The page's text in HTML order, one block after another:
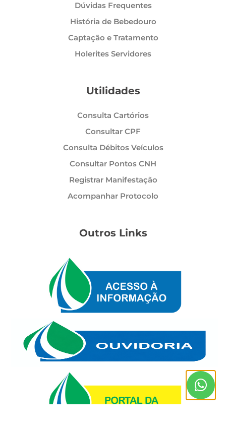
Dúvidas Frequentes
História de Bebedouro
Captação e Tratamento
Holerites Servidores
Utilidades
Consulta Cartórios
Consultar CPF
Consulta Débitos Veículos
Consultar Pontos CNH
Registrar Manifestação
Acompanhar Protocolo
Outros Links